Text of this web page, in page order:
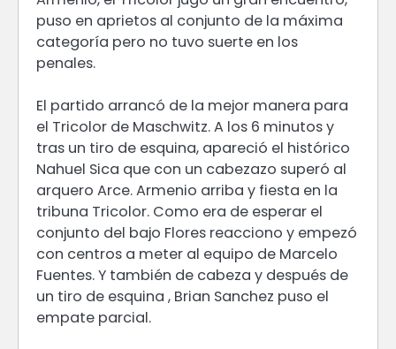
puso en aprietos al conjunto de la máxima
categoría pero no tuvo suerte en los
penales.
El partido arrancó de la mejor manera para
el Tricolor de Maschwitz. A los 6 minutos y
tras un tiro de esquina, apareció el histórico
Nahuel Sica que con un cabezazo superó al
arquero Arce. Armenio arriba y fiesta en la
tribuna Tricolor. Como era de esperar el
conjunto del bajo Flores reacciono y empezó
con centros a meter al equipo de Marcelo
Fuentes. Y también de cabeza y después de
un tiro de esquina , Brian Sanchez puso el
empate parcial.